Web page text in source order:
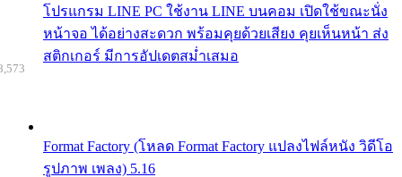
โปรแกรม LINE PC ใช้งาน LINE บนคอม เปิดใช้ขณะนั่ง
หน้าจอ ได้อย่างสะดวก พร้อมคุยด้วยเสียง คุยเห็นหน้า ส่ง
สติกเกอร์ มีการอัปเดตสม่ำเสมอ
Format Factory (โหลด Format Factory แปลงไฟล์หนัง วิดีโอ
รูปภาพ เพลง) 5.16